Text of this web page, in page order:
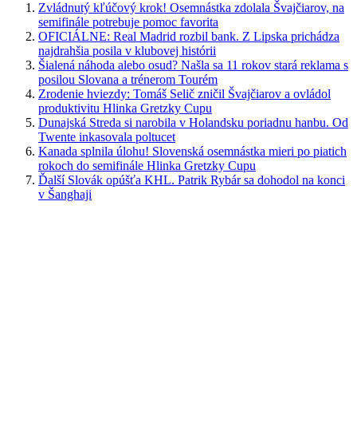
Zvládnutý kľúčový krok! Osemnástka zdolala Švajčiarov, na
semifinále potrebuje pomoc favorita
OFICIÁLNE: Real Madrid rozbil bank. Z Lipska prichádza
najdrahšia posila v klubovej histórii
Šialená náhoda alebo osud? Našla sa 11 rokov stará reklama s
posilou Slovana a trénerom Tourém
Zrodenie hviezdy: Tomáš Selič zničil Švajčiarov a ovládol
produktivitu Hlinka Gretzky Cupu
Dunajská Streda si narobila v Holandsku poriadnu hanbu. Od
Twente inkasovala poltucet
Kanada splnila úlohu! Slovenská osemnástka mieri po piatich
rokoch do semifinále Hlinka Gretzky Cupu
Ďalší Slovák opúšťa KHL. Patrik Rybár sa dohodol na konci
v Šanghaji